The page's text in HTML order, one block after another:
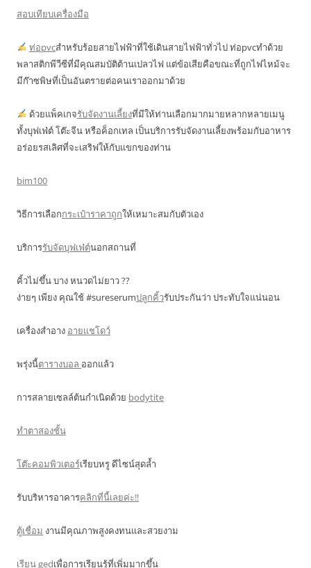
สอบเทียบเครื่องมือ
ท่อpvcสำหรับร้อยสายไฟฟ้าที่ใช้เดินสายไฟฟ้าทั่วไป ท่อpvcทำด้วย
พลาสติกพีวีซีที่มีคุณสมบัติต้านเปลวไฟ แต่ข้อเสียคือขณะที่ถูกไฟไหม้จะ
มีก๊าซพิษที่เป็นอันตรายต่อคนเราออกมาด้วย
ด้วยแพ็คเกจรับจัดงานเลี้ยงที่มีให้ท่านเลือกมากมายหลากหลายเมนู
ทั้งบุฟเฟ่ต์ โต๊ะจีน หรือค็อกเทล เป็นบริการรับจัดงานเลี้ยงพร้อมกับอาหาร
อร่อยรสเลิศที่จะเสริฟให้กับแขกของท่าน
bim100
วิธีการเลือกกระเป๋าราคาถูกให้เหมาะสมกับตัวเอง
บริการรับจัดบุฟเฟ่ต์นอกสถานที่
คิ้วไม่ขึ้น บาง หนวดไม่ยาว ??
ง่ายๆ เพียง คุณใช้ #sureserumปลูกคิ้วรับประกันว่า ประทับใจแน่นอน
เครื่องสำอาง อายแชโดว์
พรุ่งนี้ตารางบอล ออกแล้ว
การสลายเซลล์ต้นกำเนิดด้วย bodytite
ทำตาสองชั้น
โต๊ะคอมพิวเตอร์เรียบหรู ดีไซน์สุดล้ำ
รับบริหารอาคารคลิกที่นี้เลยค่ะ!!
ตู้เชื่อม งานมีคุณภาพสูงคงทนและสวยงาม
เรียน gedเพื่อการเรียนรู้ที่เพิ่มมากขึ้น